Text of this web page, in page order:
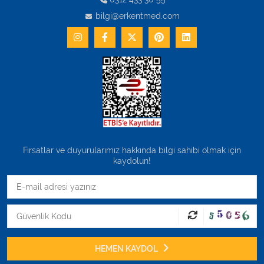
bilgi@erkentmed.com
Fırsatlar ve duyurularımız hakkında bilgi sahibi olmak için
kaydolun!
HEMEN KAYDOL